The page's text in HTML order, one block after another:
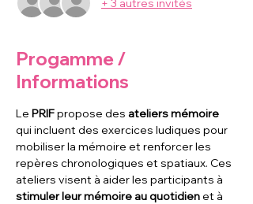
Progamme /
Informations
Le PRIF propose des ateliers mémoire
qui incluent des exercices ludiques pour
mobiliser la mémoire et renforcer les
repères chronologiques et spatiaux. Ces
ateliers visent à aider les participants à
stimuler leur mémoire au quotidien et à